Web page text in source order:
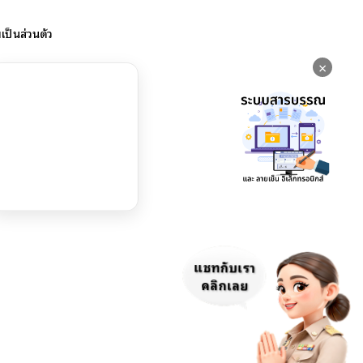
×
แชทกับเรา
คลิกเลย
ป็นส่วนตัว